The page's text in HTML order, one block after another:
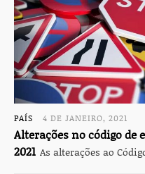
PAÍS 4 DE JANEIRO, 2021
Alterações no código de
2021 As alterações ao